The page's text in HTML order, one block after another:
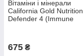
Вітаміни і мінерали
California Gold Nutrition
Defender 4 (Immune
675 ₴